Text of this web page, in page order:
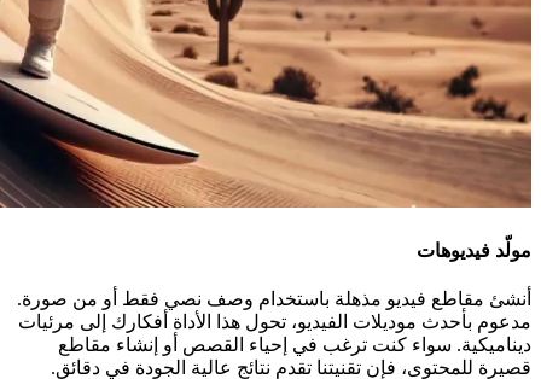
مولّد فيديوهات
أنشئ مقاطع فيديو مذهلة باستخدام وصف نصي فقط أو من صورة.
مدعوم بأحدث موديلات الفيديو، تحول هذا الأداة أفكارك إلى مرئيات
ديناميكية. سواء كنت ترغب في إحياء القصص أو إنشاء مقاطع
قصيرة للمحتوى، فإن تقنيتنا تقدم نتائج عالية الجودة في دقائق.